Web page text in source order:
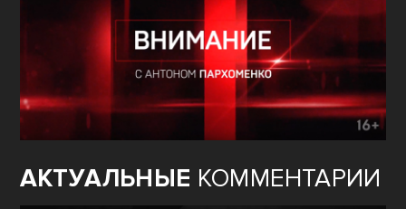
АКТУАЛЬНЫЕ КОММЕНТАРИИ